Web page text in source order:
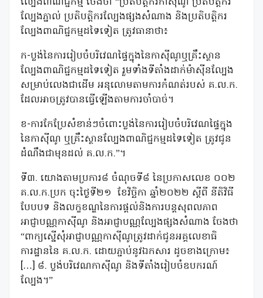
ល្បែងភ្នាល់ ប្រតិបត្តិករល្បែងផ្សងសំណាង និងប្រតិបត្តិករ
ល្បែងពាណិជ្ជកម្មដទៃទៀត ត្រូវធានាថា៖
ក-ប្លង់នៃការរៀបចំបរិវេណផ្ទៃក្នុងនៃកាស៊ីណូឬគ្រឹះស្ថាន
ល្បែងពាណិជ្ជកម្មដទៃទៀត រួមទាំងទីតាំងដាក់ម៉ាស៊ីនល្បែង
សម្រាប់លេងជាដើម អនុលោមតាមការកំណត់របស់ គ.ល.ក.
ដែលអាចត្រូវបានធ្វើឡើងតាមការចាំបាច់។
ខ-ការកែប្រែសំខាន់ៗចំពោះប្លង់នៃការរៀបចំបរិវេណផ្ទៃក្នុង
នៃកាស៊ីណូ ឬគ្រឹះស្ថានល្បែងពាណិជ្ជកម្មដទៃទៀត ត្រូវជូន
ដំណឹងជាមុនដល់ គ.ល.ក.”។
ទី៣. យោងតាមប្រការ៨ ចំណុចទី៨ នៃប្រកាសលេខ ០០២
គ.ល.ក.ប្រក ចុះថ្ងៃទី២១ ខែវិច្ឆិកា ឆ្នាំ២០២២ ស្តីពី នីតិវិធី
បែបបទ និងលក្ខខណ្ឌនៃការផ្តល់និងការបន្តសុពលភាព
អាជ្ញាបណ្ណកាស៊ីណូ និងអាជ្ញាបណ្ណល្បែងផ្សងសំណាង ចែងថា
“ពាក្យស្នើសុំអាជ្ញាបណ្ណកាស៊ីណូត្រូវដាក់ជូនអគ្គលេខាធិ
ការដ្ឋាននៃ គ.ល.ក. ដោយភ្ជាប់នូវឯកសារ ដូចខាងក្រោម៖
[…] ៨. ប្លង់បរិវេណកាស៊ីណូ និងទីតាំងរៀបចំឧបករណ៍
ល្បែង។”